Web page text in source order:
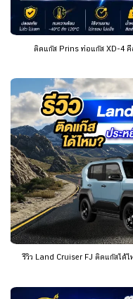
ติดแก๊ส Prins ท่อแก๊ส XD-4 คื
รีวิว Land Cruiser FJ ติดแก๊สได้